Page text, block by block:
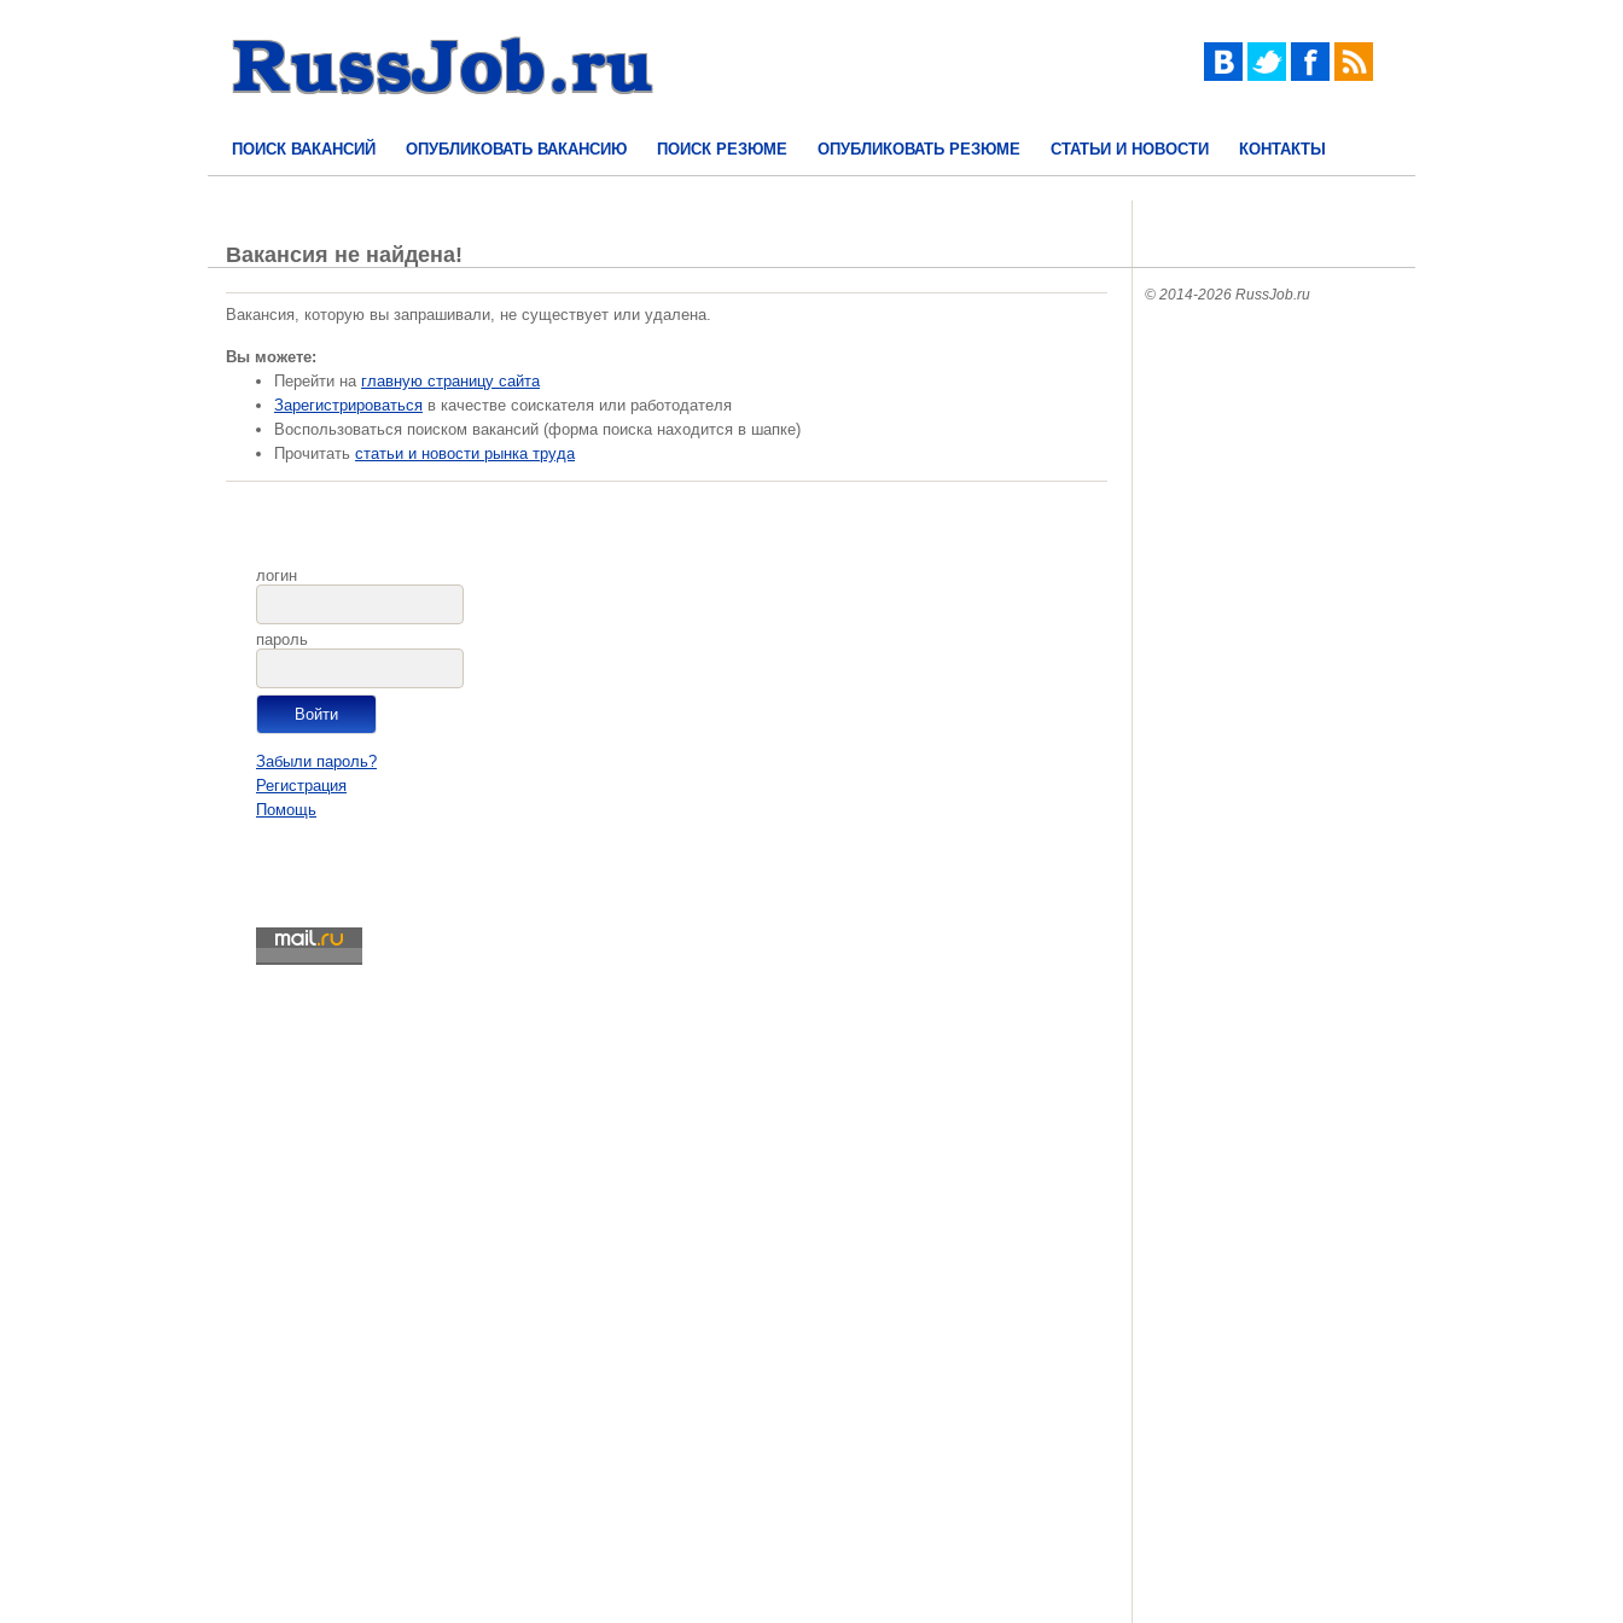
ПОИСК ВАКАНСИЙ ОПУБЛИКОВАТЬ ВАКАНСИЮ ПОИСК РЕЗЮМЕ ОПУБЛИКОВАТЬ РЕЗЮМЕ СТАТЬИ И НОВОСТИ КОНТАКТЫ
Вакансия не найдена!
Вакансия, которую вы запрашивали, не существует или удалена.
Вы можете:
Перейти на главную страницу сайта
Зарегистрироваться в качестве соискателя или работодателя
Воспользоваться поиском вакансий (форма поиска находится в шапке)
Прочитать статьи и новости рынка труда
логин
пароль
Забыли пароль?
Регистрация
Помощь
© 2014-2026 RussJob.ru